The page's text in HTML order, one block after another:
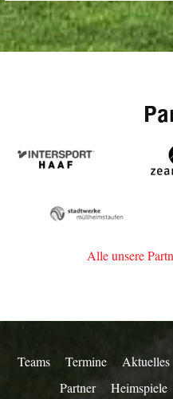
Intersport
Haaf
Müllheim-
Alle unsere
Teams Termine Aktuelles
Partner
Heimspiele